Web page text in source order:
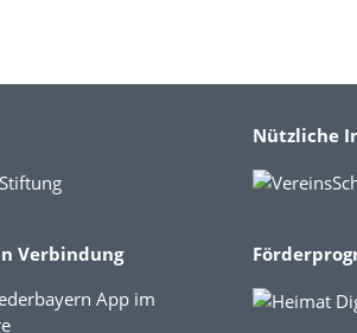
Verbindung
Nützliche